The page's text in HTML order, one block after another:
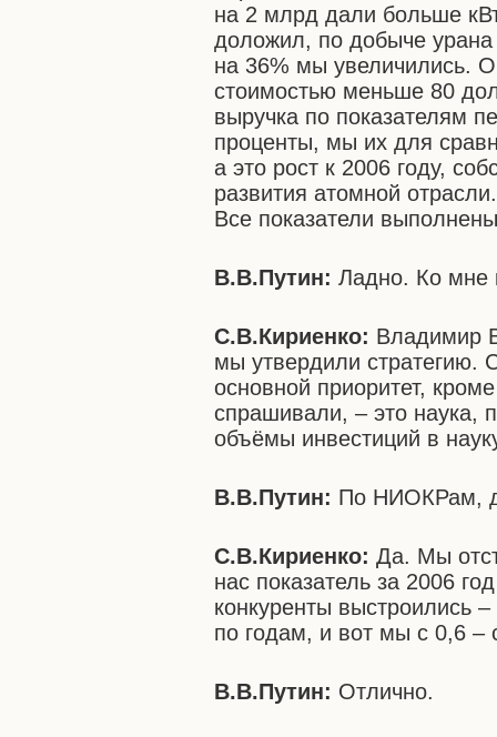
на 2 млрд дали больше
доложил, по добыче
на 36% мы увеличились.
стоимостью меньше 80
выручка по показателям
проценты, мы их для
а это рост к 2006 году,
развития атомной
Все показатели
В.В.Путин: Ладно. Ко мне
С.В.Кириенко: Владимир
мы утвердили стратегию.
основной приоритет,
спрашивали, – это наука,
объёмы инвестиций в
В.В.Путин: По НИОКРам,
С.В.Кириенко: Да. Мы
нас показатель за 2006
конкуренты выстроились
по годам, и вот мы с 0,6 –
В.В.Путин: Отлично.